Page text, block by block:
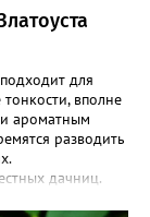
для
вполне
ароматным
разводить
дачниц.